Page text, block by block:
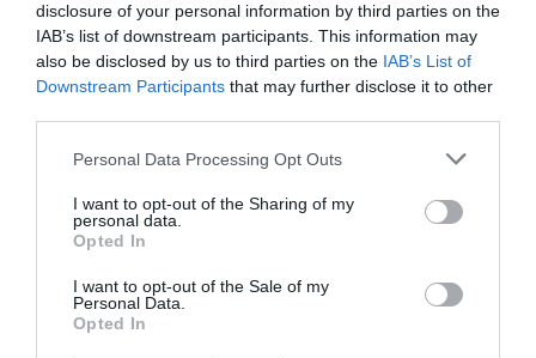
disclosure of your personal information by third parties on the
IAB’s list of downstream participants. This information may
also be disclosed by us to third parties on the IAB’s List of
Downstream Participants that may further disclose it to other
Please note that this website/app uses one or more Google
not limited to your visit or usage behaviour. You may click to
grant or deny consent to Google and its third-party tags to
use your data for below specified purposes in below Google
consent section.
Personal Data Processing Opt Outs
I want to opt-out of the Sharing of my
personal data.
Opted In
I want to opt-out of the Sale of my
Personal Data.
Opted In
ΣΧΟΛΙΑ